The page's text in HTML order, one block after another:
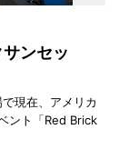
ンセッ
現在、アメリカ
ント「Red Brick